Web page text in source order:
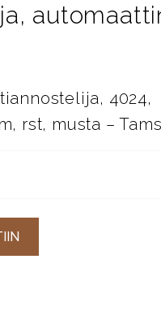
rst, musta –